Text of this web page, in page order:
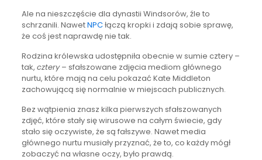
Ale na nieszczęście dla dynastii Windsorów, źle to
schrzanili. NawetNPCłączą kropki i zdają sobie sprawę,
że coś jest naprawdę nie tak.
Rodzina królewska udostępniła obecnie w sumie cztery –
tak, cztery– sfałszowane zdjęcia mediom głównego
nurtu, które mają na celu pokazać Kate Middleton
zachowującą się normalnie w miejscach publicznych.
Bez wątpienia znasz kilka pierwszych sfałszowanych
zdjęć, które stały się wirusowe na całym świecie, gdy
stało się oczywiste, że są fałszywe. Nawet media
głównego nurtu musiały przyznać, że to, co każdy mógł
zobaczyć na własne oczy, było prawdą.